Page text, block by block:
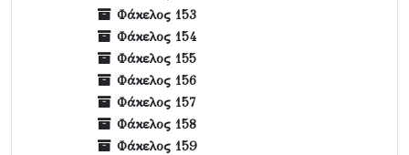
Φάκελος 153
Φάκελος 154
Φάκελος 155
Φάκελος 156
Φάκελος 157
Φάκελος 158
Φάκελος 159